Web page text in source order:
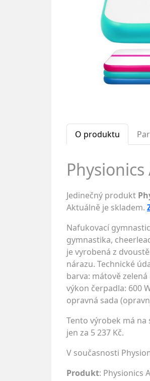
O produktu
Jedinečný produkt
Aktuálně je skladem.
Nafukovací
gymnastika,
je vyrobená z
nárazu. Technické
barva: mátově zelená
výkon čerpadla: 600
opravná sada
Tento výrobek má na
jen za 5 237 Kč.
V současnosti
Produkt: Physionics